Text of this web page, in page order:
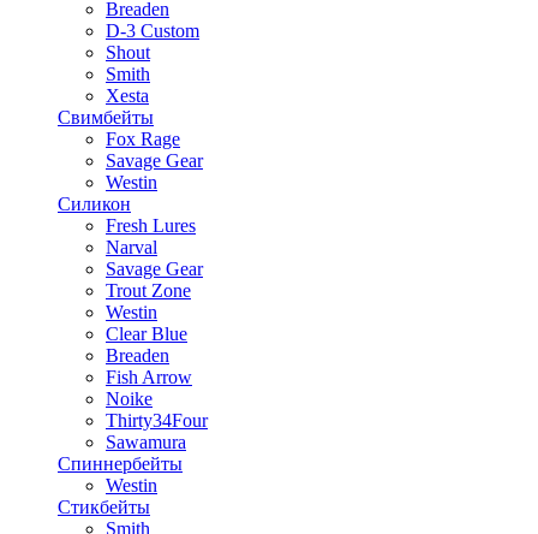
Breaden
D-3 Custom
Shout
Smith
Xesta
Свимбейты
Fox Rage
Savage Gear
Westin
Силикон
Fresh Lures
Narval
Savage Gear
Trout Zone
Westin
Clear Blue
Breaden
Fish Arrow
Noike
Thirty34Four
Sawamura
Спиннербейты
Westin
Стикбейты
Smith